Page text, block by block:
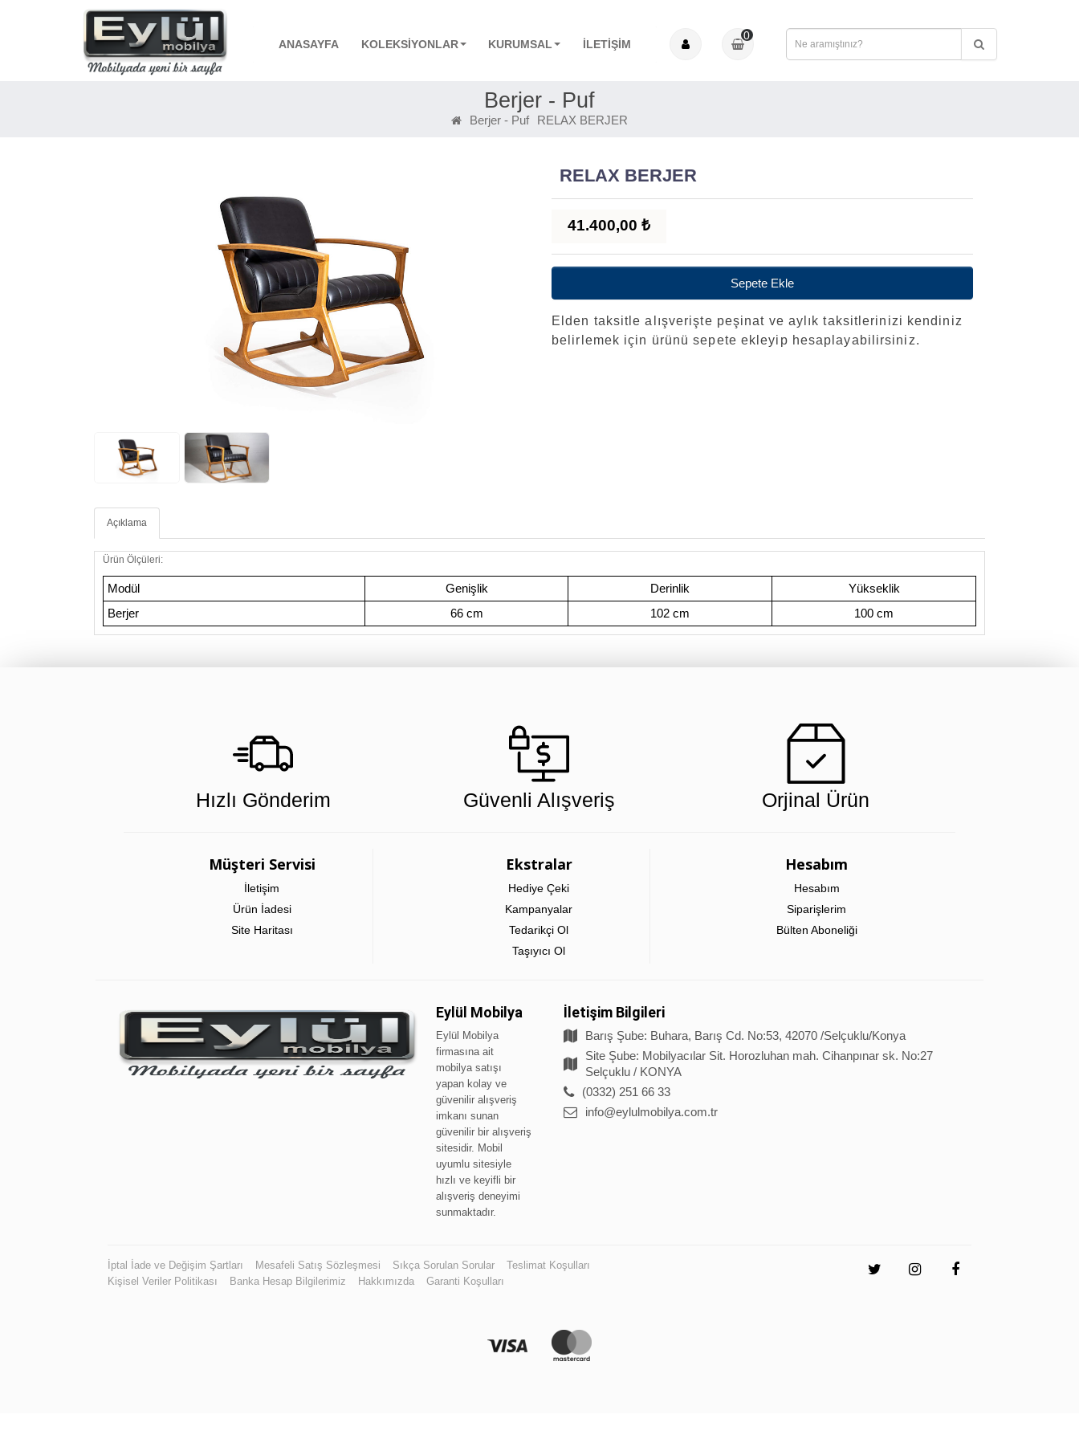
ANASAYFA KOLEKSİYONLAR KURUMSAL İLETİŞİM
0
Berjer - Puf
Berjer - Puf RELAX BERJER
RELAX BERJER
41.400,00 ₺
Sepete Ekle
Elden taksitle alışverişte peşinat ve aylık taksitlerinizi kendiniz
belirlemek için ürünü sepete ekleyip hesaplayabilirsiniz.
Açıklama
Ürün Ölçüleri:
Modül Genişlik Derinlik
Yükseklik
Berjer
66 cm 102 cm 100 cm
Hızlı Gönderim Güvenli Alışveriş Orjinal Ürün
Müşteri Servisi
İletişim
Ürün İadesi
Site Haritası
Ekstralar
Hediye Çeki
Kampanyalar
Tedarikçi Ol
Taşıyıcı Ol
Hesabım
Hesabım
Siparişlerim
Bülten Aboneliği
Eylül Mobilya
Eylül Mobilya
firmasına ait
mobilya satışı
yapan kolay ve
güvenilir alışveriş
imkanı sunan
güvenilir bir alışveriş
sitesidir. Mobil
uyumlu sitesiyle
hızlı ve keyifli bir
alışveriş deneyimi
sunmaktadır.
İletişim Bilgileri
Barış Şube: Buhara, Barış Cd. No:53, 42070 /Selçuklu/Konya
Site Şube: Mobilyacılar Sit. Horozluhan mah. Cihanpınar sk. No:27
Selçuklu / KONYA
(0332) 251 66 33
info@eylulmobilya.com.tr
İptal İade ve Değişim Şartları Mesafeli Satış Sözleşmesi Sıkça Sorulan Sorular
Teslimat Koşulları
Kişisel Veriler Politikası
Banka Hesap Bilgilerimiz Hakkımızda Garanti Koşulları